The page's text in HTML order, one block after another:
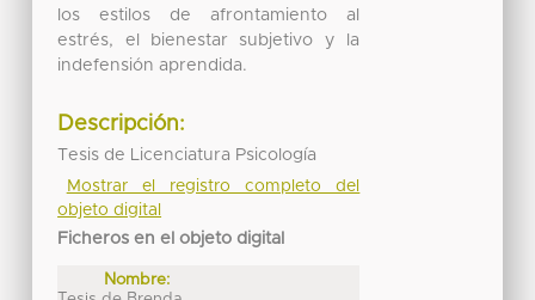
los estilos de afrontamiento al
estrés, el bienestar subjetivo y la
indefensión aprendida.
Descripción:
Tesis de Licenciatura Psicología
Mostrar el registro completo del
objeto digital
Ficheros en el objeto digital
Nombre: